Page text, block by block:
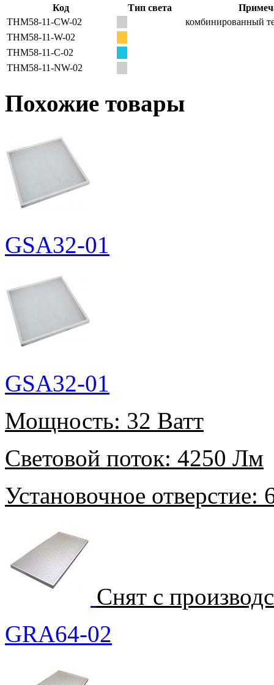
Код Тип света
THM58-11-CW-02
комбинированный
THM58-11-W-02
THM58-11-C-02
THM58-11-NW-02
Похожие товары
GSA32-01
GSA32-01
Мощность: 32 Ватт
Световой поток: 4250 Лм
Установочное отверстие:
Снят с
GRA64-02